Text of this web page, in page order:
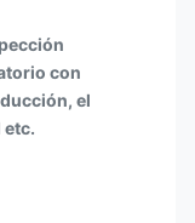
con
el
etc.